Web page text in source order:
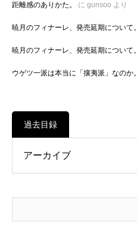
距離感のありかた。 に gunsoo より
暁月のフィナーレ、発売延期について。
暁月のフィナーレ、発売延期について。
ウゲツ一派は本当に「攘夷派」なのか。
過去目録